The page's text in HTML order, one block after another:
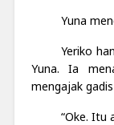
Yuna
Yeriko
Yuna. Ia
mengajak
“Oke. Itu